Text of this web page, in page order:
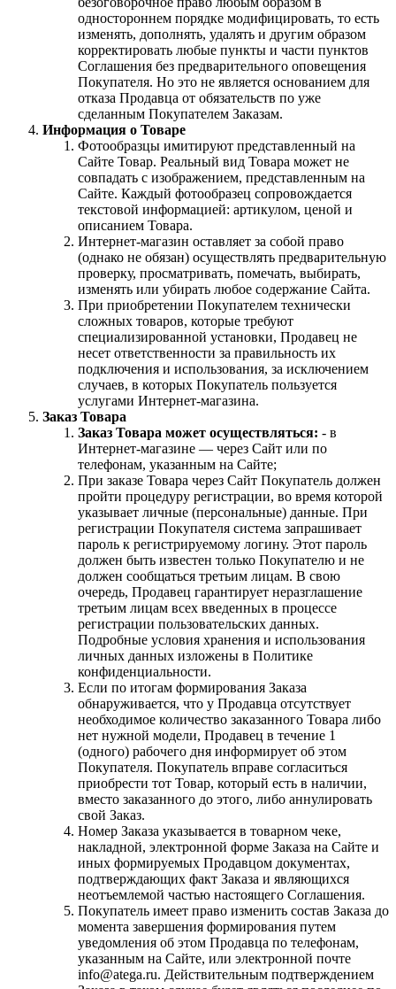
одностороннем порядке модифицировать, то есть
изменять, дополнять, удалять и другим образом
корректировать любые пункты и части пунктов
Соглашения без предварительного оповещения
Покупателя. Но это не является основанием для
отказа Продавца от обязательств по уже
сделанным Покупателем Заказам.
Информация о Товаре
Фотообразцы имитируют представленный на
Сайте Товар. Реальный вид Товара может не
совпадать с изображением, представленным на
Сайте. Каждый фотообразец сопровождается
текстовой информацией: артикулом, ценой и
описанием Товара.
Интернет-магазин оставляет за собой право
(однако не обязан) осуществлять предварительную
проверку, просматривать, помечать, выбирать,
изменять или убирать любое содержание Сайта.
При приобретении Покупателем технически
сложных товаров, которые требуют
специализированной установки, Продавец не
несет ответственности за правильность их
подключения и использования, за исключением
случаев, в которых Покупатель пользуется
услугами Интернет-магазина.
Заказ Товара
Заказ Товара может осуществляться: - в
Интернет-магазине — через Сайт или по
телефонам, указанным на Сайте;
При заказе Товара через Сайт Покупатель должен
пройти процедуру регистрации, во время которой
указывает личные (персональные) данные. При
регистрации Покупателя система запрашивает
пароль к регистрируемому логину. Этот пароль
должен быть известен только Покупателю и не
должен сообщаться третьим лицам. В свою
очередь, Продавец гарантирует неразглашение
третьим лицам всех введенных в процессе
регистрации пользовательских данных.
Подробные условия хранения и использования
личных данных изложены в Политике
конфиденциальности.
Если по итогам формирования Заказа
обнаруживается, что у Продавца отсутствует
необходимое количество заказанного Товара либо
нет нужной модели, Продавец в течение 1
(одного) рабочего дня информирует об этом
Покупателя. Покупатель вправе согласиться
приобрести тот Товар, который есть в наличии,
вместо заказанного до этого, либо аннулировать
свой Заказ.
Номер Заказа указывается в товарном чеке,
накладной, электронной форме Заказа на Сайте и
иных формируемых Продавцом документах,
подтверждающих факт Заказа и являющихся
неотъемлемой частью настоящего Соглашения.
Покупатель имеет право изменить состав Заказа до
момента завершения формирования путем
уведомления об этом Продавца по телефонам,
указанным на Сайте, или электронной почте
info@atega.ru. Действительным подтверждением